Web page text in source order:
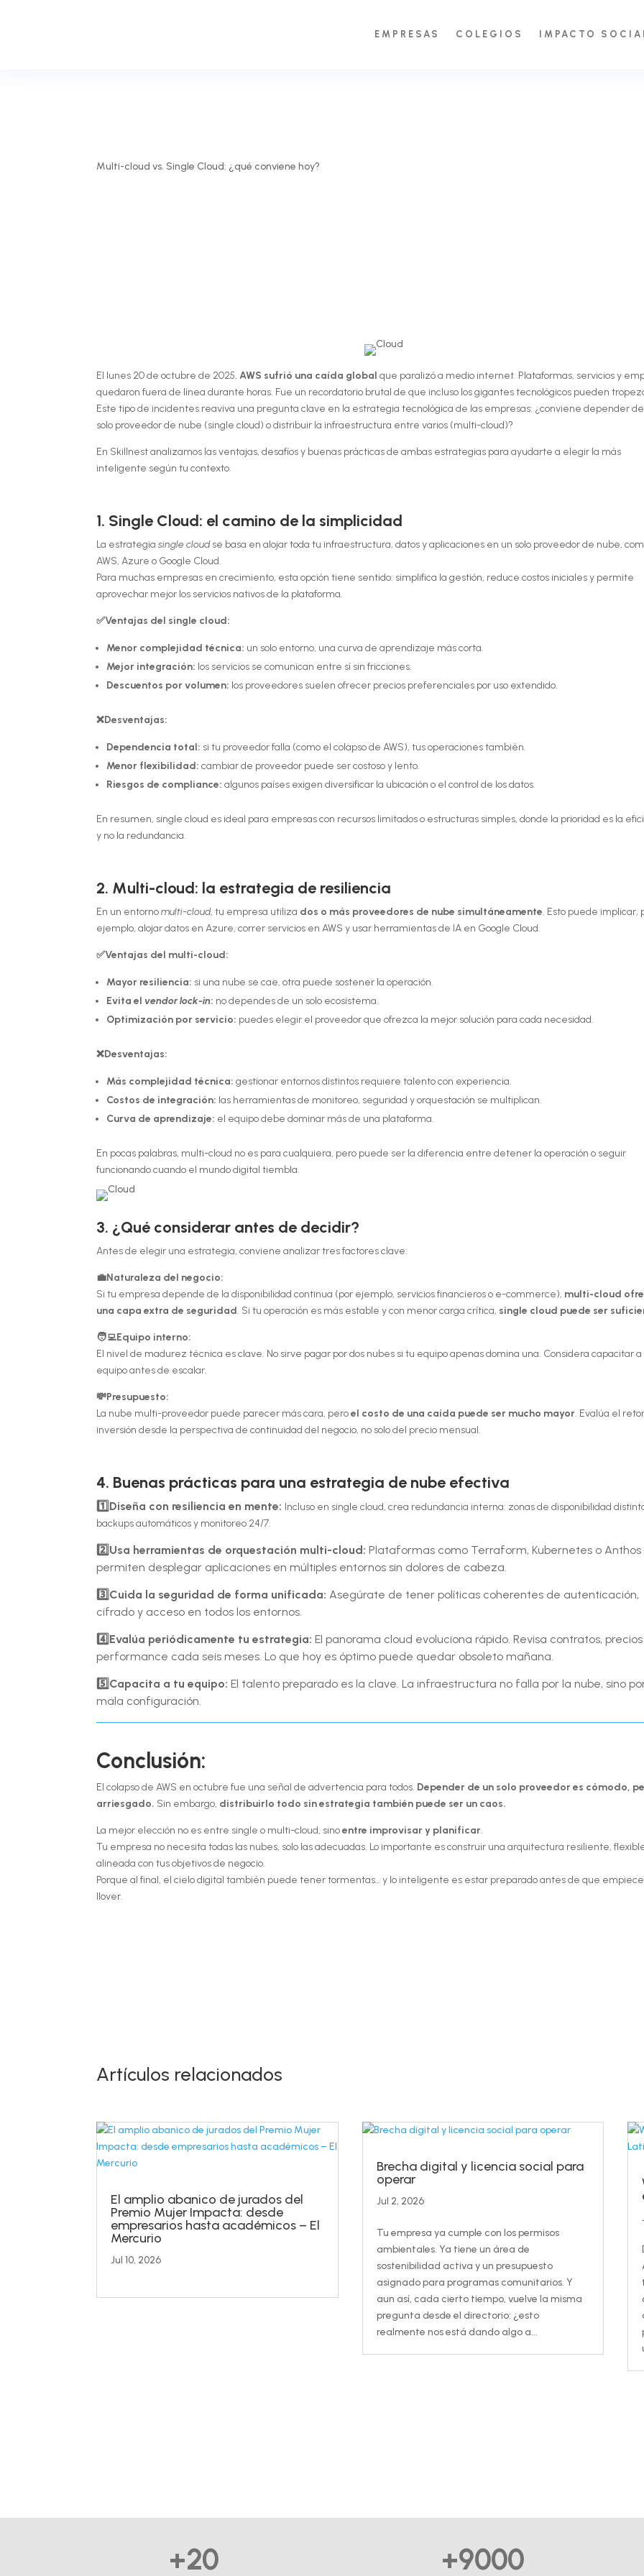
EMPRESAS COLEGIOS IMPACTO
Multi-cloud vs. Single Cloud: ¿qué conviene hoy?
El lunes 20 de octubre de 2025,AWS sufrió una caída global que paralizó a medio internet. Plataformas, servicios y
quedaron fuera de línea durante horas. Fue un recordatorio brutal de que incluso los gigantes tecnológicos pueden
Este tipo de incidentes reaviva una pregunta clave en la estrategia tecnológica de las empresas: ¿conviene depender
solo proveedor de nube (single cloud) o distribuir la infraestructura entre varios (multi-cloud)?
En Skillnest analizamos las ventajas, desafíos y buenas prácticas de ambas estrategias para ayudarte a elegir la más
inteligente según tu contexto.
1. Single Cloud: el camino de la simplicidad
La estrategiasingle cloudse basa en alojar toda tu infraestructura, datos y aplicaciones en un solo proveedor de nube,
AWS, Azure o Google Cloud.
Para muchas empresas en crecimiento, esta opción tiene sentido: simplifica la gestión, reduce costos iniciales y permite
aprovechar mejor los servicios nativos de la plataforma.
✅Ventajas del single cloud:
Menor complejidad técnica: un solo entorno, una curva de aprendizaje más corta.
Mejor integración: los servicios se comunican entre sí sin fricciones.
Descuentos por volumen: los proveedores suelen ofrecer precios preferenciales por uso extendido.
❌Desventajas:
Dependencia total: si tu proveedor falla (como el colapso de AWS), tus operaciones también.
Menor flexibilidad: cambiar de proveedor puede ser costoso y lento.
Riesgos de compliance: algunos países exigen diversificar la ubicación o el control de los datos.
En resumen, single cloud es ideal para empresas con recursos limitados o estructuras simples, donde la prioridad es la
y no la redundancia.
2. Multi-cloud: la estrategia de resiliencia
En un entornomulti-cloud, tu empresa utiliza dos o más proveedores de nube simultáneamente. Esto puede implicar,
ejemplo, alojar datos en Azure, correr servicios en AWS y usar herramientas de IA en Google Cloud.
✅Ventajas del multi-cloud:
Mayor resiliencia: si una nube se cae, otra puede sostener la operación.
Evita elvendor lock-in: no dependes de un solo ecosistema.
Optimización por servicio: puedes elegir el proveedor que ofrezca la mejor solución para cada necesidad.
❌Desventajas:
Más complejidad técnica: gestionar entornos distintos requiere talento con experiencia.
Costos de integración: las herramientas de monitoreo, seguridad y orquestación se multiplican.
Curva de aprendizaje: el equipo debe dominar más de una plataforma.
En pocas palabras, multi-cloud no es para cualquiera, pero puede ser la diferencia entre detener la operación o seguir
funcionando cuando el mundo digital tiembla.
3. ¿Qué considerar antes de decidir?
Antes de elegir una estrategia, conviene analizar tres factores clave:
💼Naturaleza del negocio:
Si tu empresa depende de la disponibilidad continua (por ejemplo, servicios financieros o e-commerce), multi-cloud
una capa extra de seguridad. Si tu operación es más estable y con menor carga crítica, single cloud puede ser
🧑‍💻Equipo interno:
El nivel de madurez técnica es clave. No sirve pagar por dos nubes si tu equipo apenas domina una. Considera capacitar a
equipo antes de escalar.
💸Presupuesto:
La nube multi-proveedor puede parecer más cara, peroel costo de una caída puede ser mucho mayor. Evalúa el
inversión desde la perspectiva de continuidad del negocio, no solo del precio mensual.
4. Buenas prácticas para una estrategia de nube efectiva
1️⃣Diseña con resiliencia en mente: Incluso en single cloud, crea redundancia interna: zonas de disponibilidad
backups automáticos y monitoreo 24/7.
2️⃣Usa herramientas de orquestación multi-cloud:Plataformas como Terraform, Kubernetes o Anthos
permiten desplegar aplicaciones en múltiples entornos sin dolores de cabeza.
3️⃣Cuida la seguridad de forma unificada:Asegúrate de tener políticas coherentes de autenticación,
cifrado y acceso en todos los entornos.
4️⃣Evalúa periódicamente tu estrategia:El panorama cloud evoluciona rápido. Revisa contratos,
performance cada seis meses. Lo que hoy es óptimo puede quedar obsoleto mañana.
5️⃣Capacita a tu equipo:El talento preparado es la clave. La infraestructura no falla por la nube, sino
mala configuración.
Conclusión:
El colapso de AWS en octubre fue una señal de advertencia para todos. Depender de un solo proveedor es cómodo,
arriesgado. Sin embargo, distribuirlo todo sin estrategia también puede ser un caos.
La mejor elección no es entre single o multi-cloud, sinoentre improvisar y planificar.
Tu empresa no necesita todas las nubes, solo las adecuadas. Lo importante es construir una arquitectura resiliente,
alineada con tus objetivos de negocio.
Porque al final, el cielo digital también puede tener tormentas… y lo inteligente es estar preparado antes de que
llover.
Artículos relacionados
El amplio abanico de jurados del
Premio Mujer Impacta: desde
empresarios hasta académicos – El
Mercurio
Jul 10, 2026
Brecha digital y licencia social para
operar
Jul 2, 2026
Tu empresa ya cumple con los permisos
ambientales. Ya tiene un área de
sostenibilidad activa y un presupuesto
asignado para programas comunitarios. Y
aun así, cada cierto tiempo, vuelve la misma
pregunta desde el directorio: ¿esto
realmente nos está dando algo a...
+20 +9000